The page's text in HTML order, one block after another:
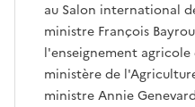
au Salon international
ministre François
l'enseignement
ministère de
ministre Annie